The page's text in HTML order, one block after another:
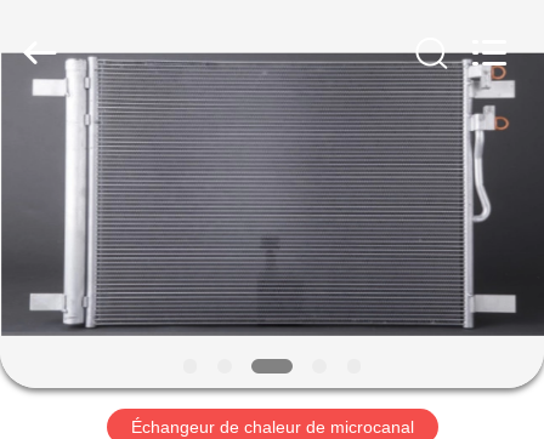
MAISON
PRODUITS
SUJET
DE
NOUS
Technology
Échangeur de chaleur de microcanal